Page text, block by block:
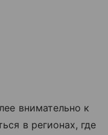
внимательно к
в регионах, где